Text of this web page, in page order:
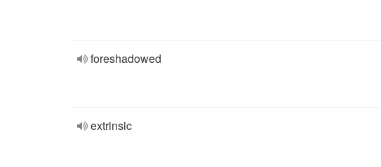
foreshadowed
extrinsic